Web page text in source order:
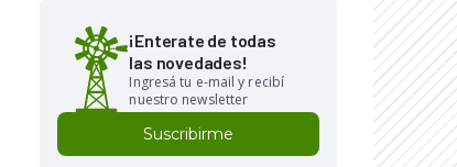
¡Enterate de todas
las novedades!
Ingresá tu e-mail y recibí
nuestro newsletter
Suscribirme